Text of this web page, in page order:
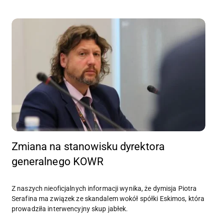
Zmiana na stanowisku dyrektora
generalnego KOWR
Z naszych nieoficjalnych informacji wynika, że dymisja Piotra
Serafina ma związek ze skandalem wokół spółki Eskimos, która
prowadziła interwencyjny skup jabłek.